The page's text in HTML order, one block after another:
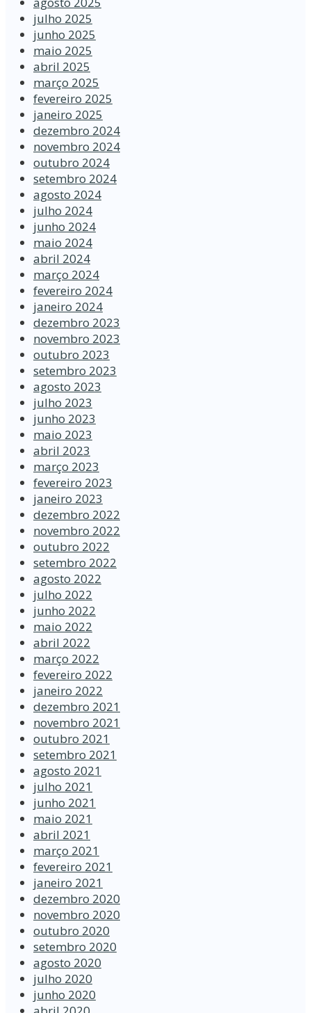
julho 2025
junho 2025
maio 2025
abril 2025
março 2025
fevereiro 2025
janeiro 2025
dezembro 2024
novembro 2024
outubro 2024
setembro 2024
agosto 2024
julho 2024
junho 2024
maio 2024
abril 2024
março 2024
fevereiro 2024
janeiro 2024
dezembro 2023
novembro 2023
outubro 2023
setembro 2023
agosto 2023
julho 2023
junho 2023
maio 2023
abril 2023
março 2023
fevereiro 2023
janeiro 2023
dezembro 2022
novembro 2022
outubro 2022
setembro 2022
agosto 2022
julho 2022
junho 2022
maio 2022
abril 2022
março 2022
fevereiro 2022
janeiro 2022
dezembro 2021
novembro 2021
outubro 2021
setembro 2021
agosto 2021
julho 2021
junho 2021
maio 2021
abril 2021
março 2021
fevereiro 2021
janeiro 2021
dezembro 2020
novembro 2020
outubro 2020
setembro 2020
agosto 2020
julho 2020
junho 2020